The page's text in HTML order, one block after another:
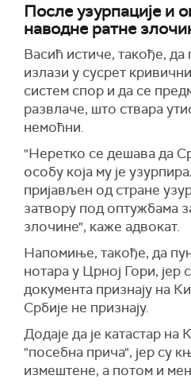
После узурпације и
наводне ратне
Васић истиче, такође,
излази у сусрет
систем спор и да се
развлаче, што ствара
немоћни.
"Неретко се дешава да
особу која му је
пријављен од стране
затвору под оптужбама
злочине", каже адвокат.
Напомиње, такође, да
нотара у Црној Гори, јер
документа признају на
Србије не признају.
Додаје да је катастар на
"посебна прича", јер су
измештене, а потом и